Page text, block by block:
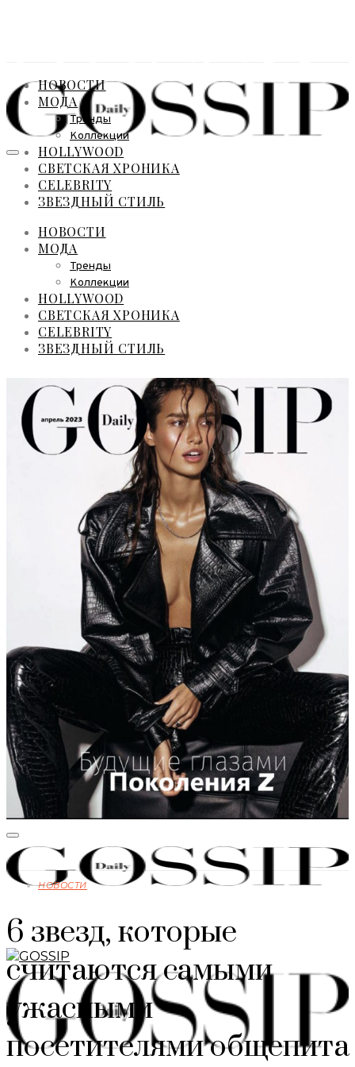
НОВОСТИ
МОДА
Тренды
Коллекции
HOLLYWOOD
СВЕТСКАЯ ХРОНИКА
CELEBRITY
ЗВЕЗДНЫЙ СТИЛЬ
НОВОСТИ
МОДА
Тренды
Коллекции
HOLLYWOOD
СВЕТСКАЯ ХРОНИКА
CELEBRITY
ЗВЕЗДНЫЙ СТИЛЬ
НОВОСТИ
6 звезд, которые
считаются самыми
ужасными
посетителями общепита